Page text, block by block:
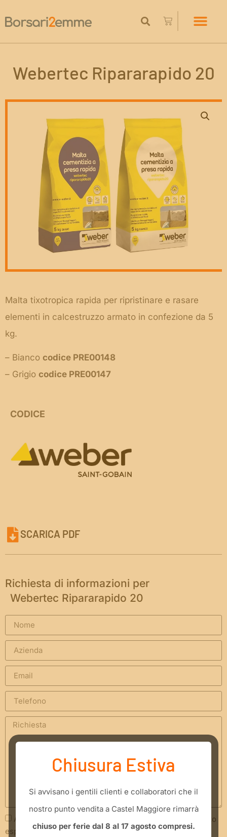
Webertec Ripararapido 20
Malta tixotropica rapida per ripristinare e rasare
elementi in calcestruzzo armato in confezione da 5
kg.
– Bianco codice PRE00148
– Grigio codice PRE00147
CODICE
SCARICA PDF
Richiesta di informazioni per
Webertec Ripararapido 20
Acconsento che i miei dati siano trattati secondo quanto
espresso nellaPrivacy Policy
Chiusura Estiva
​Si avvisano i gentili clienti e collaboratori che il
nostro punto vendita a Castel Maggiore rimarrà
chiuso per ferie dal 8 al 17 agosto compresi.